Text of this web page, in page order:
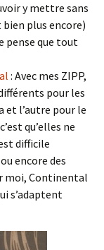
y mettre sans
plus encore)
pense que tout
: Avec mes ZIPP,
pour les
et l’autre pour le
qu’elles ne
difficile
encore des
moi, Continental
s’adaptent